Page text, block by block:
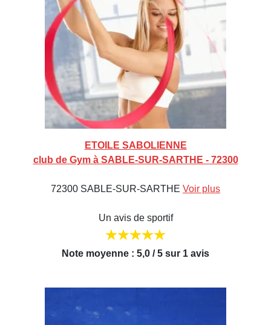
ETOILE SABOLIENNE
club de Gym à SABLE-SUR-SARTHE - 72300
72300 SABLE-SUR-SARTHE Voir plus
Un avis de sportif
Note moyenne : 5,0 / 5 sur 1 avis